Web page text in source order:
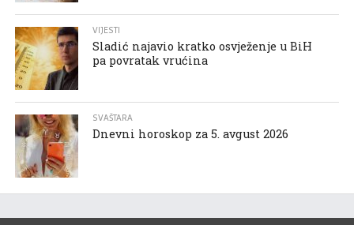
VIJESTI
Sladić najavio kratko osvježenje u BiH
pa povratak vrućina
SVAŠTARA
Dnevni horoskop za 5. avgust 2026